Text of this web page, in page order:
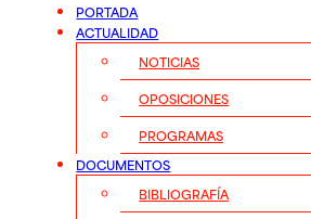
PORTADA
ACTUALIDAD
NOTICIAS
OPOSICIONES
PROGRAMAS
DOCUMENTOS
BIBLIOGRAFÍA